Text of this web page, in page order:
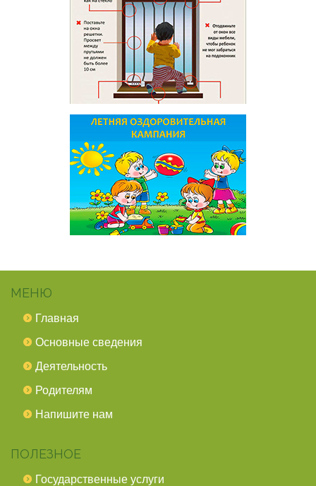
МЕНЮ
Главная
Основные сведения
Деятельность
Родителям
Напишите нам
ПОЛЕЗНОЕ
Государственные услуги